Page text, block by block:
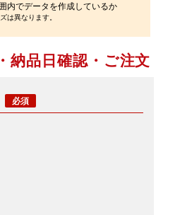
内でデータを作成しているか
は異なります。
納品日確認・ご注文